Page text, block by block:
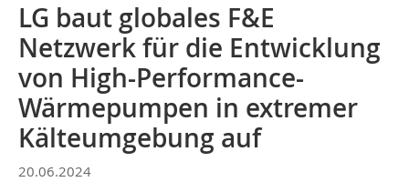
LG baut globales F&E
Netzwerk für die Entwicklung
von High-Performance-
Wärmepumpen in extremer
Kälteumgebung auf
20.06.2024